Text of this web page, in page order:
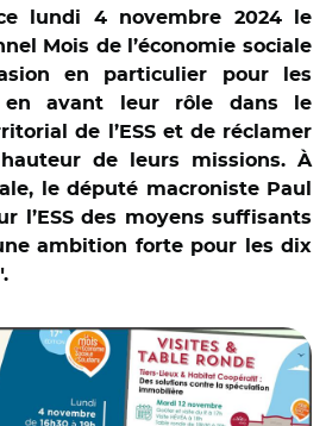
lundi 4 novembre 2024 le
Mois de l’économie sociale
en particulier pour les
avant leur rôle dans le
de l’ESS et de réclamer
de leurs missions. À
le député macroniste Paul
l’ESS des moyens suffisants
ambition forte pour les dix
@ReseauRTES,